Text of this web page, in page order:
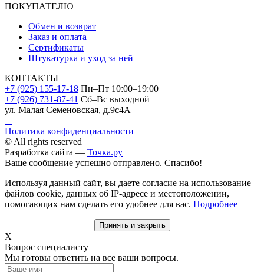
ПОКУПАТЕЛЮ
Обмен и возврат
Заказ и оплата
Сертификаты
Штукатурка и уход за ней
КОНТАКТЫ
+7 (925) 155-17-18 Пн–Пт 10:00–19:00
+7 (926) 731-87-41 Сб–Вс выходной
ул. Малая Семеновская, д.9с4А
Политика конфиденциальности
© All rights reserved
Разработка сайта — Точка.ру
Ваше сообщение успешно отправлено. Спасибо!
Используя данный сайт, вы даете согласие на использование
файлов cookie, данных об IP-адресе и местоположении,
помогающих нам сделать его удобнее для вас. Подробнее
Принять и закрыть
X
Вопрос специалисту
Мы готовы ответить на все ваши вопросы.